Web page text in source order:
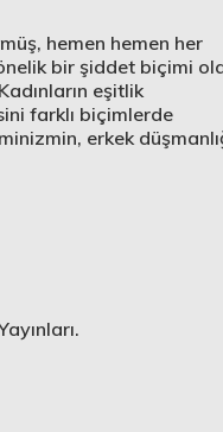
hemen hemen her
bir şiddet biçimi
eşitlik
farklı biçimlerde
erkek